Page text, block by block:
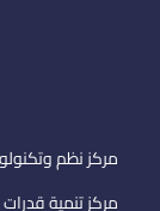
مركز نظم
مركز تنمية